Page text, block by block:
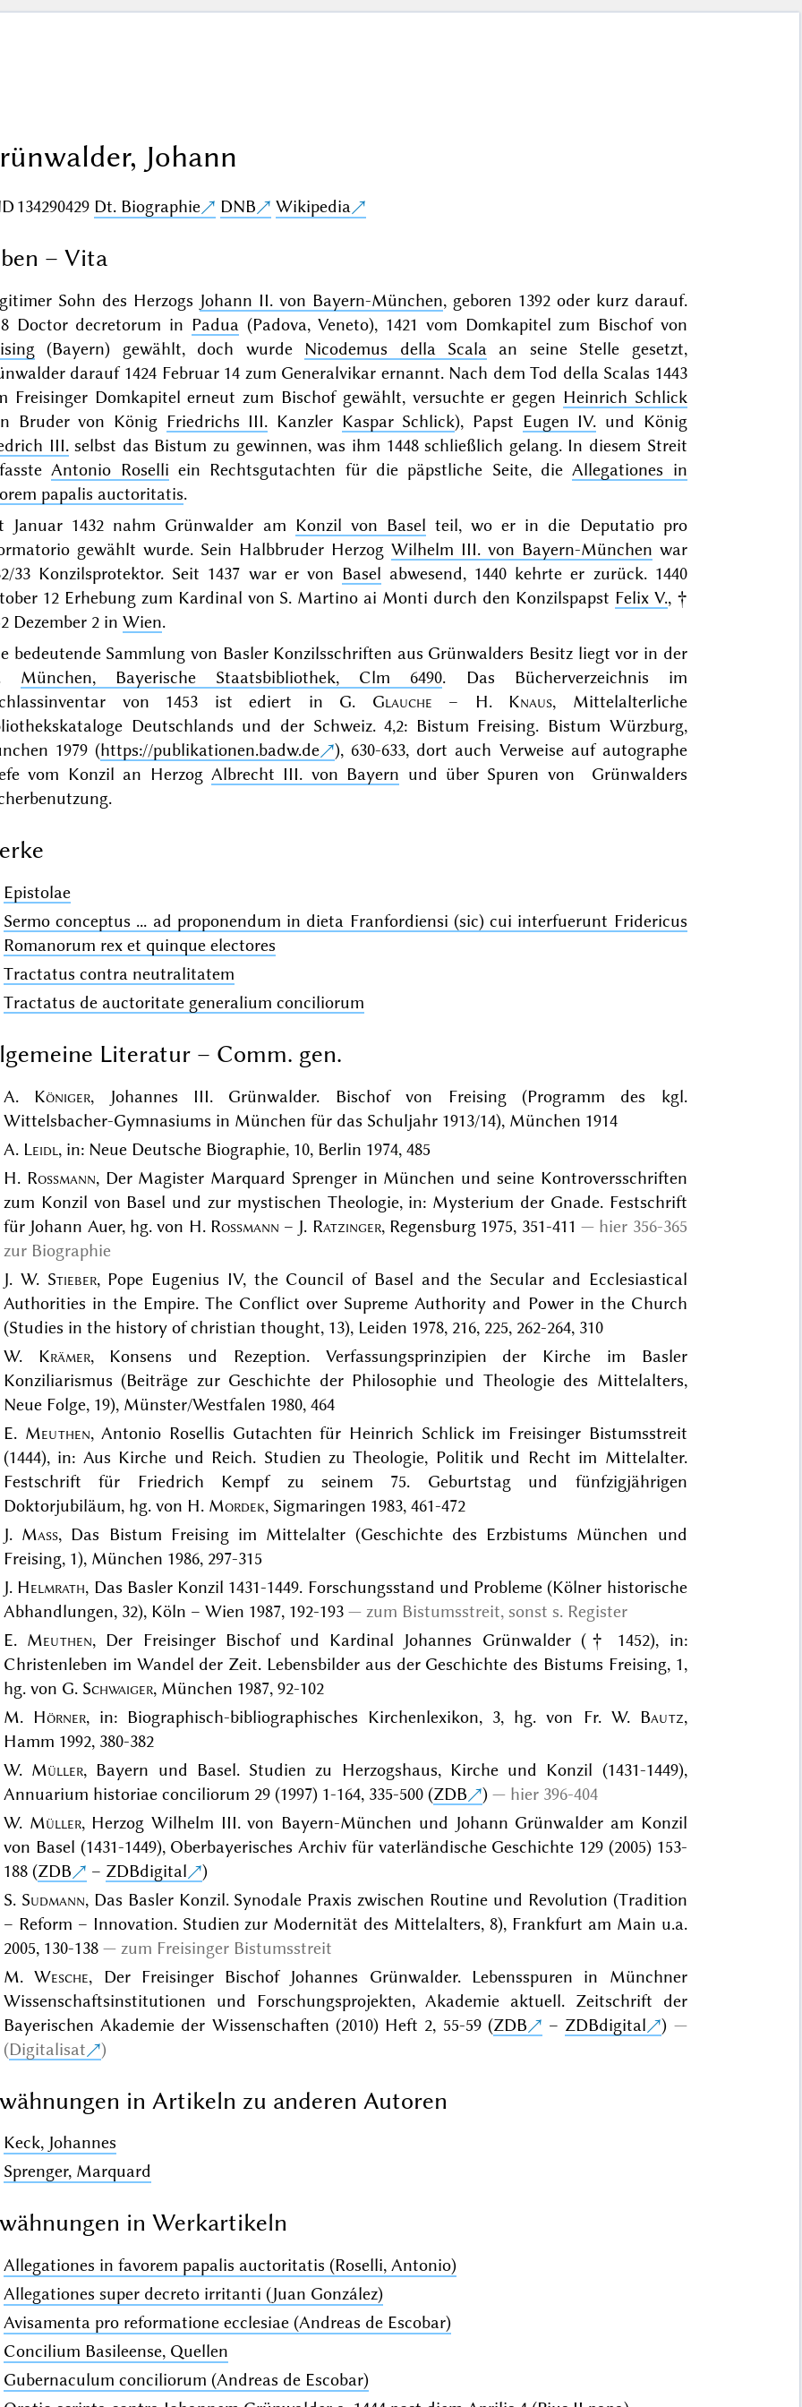
Johann
134290429 Dt. Biographie DNB Wikipedia
– Vita
Sohn des Herzogs Johann II. von Bayern-München, geboren 1392 oder kurz darauf.
Doctor decretorum in Padua(Padova, Veneto), 1421 vom Domkapitel zum Bischof von
(Bayern) gewählt, doch wurde Nicodemus della Scalaan seine Stelle gesetzt,
darauf 1424 Februar 14 zum Generalvikar ernannt. Nach dem Tod della Scalas 1443
Freisinger Domkapitel erneut zum Bischof gewählt, versuchte er gegen Heinrich Schlick
Bruder von König Friedrichs III. Kanzler Kaspar Schlick), Papst Eugen IV. und König
III.selbst das Bistum zu gewinnen, was ihm 1448 schließlich gelang. In diesem Streit
Antonio Roselli ein Rechtsgutachten für die päpstliche Seite, dieAllegationes in
papalis auctoritatis.
Januar 1432 nahm Grünwalder am Konzil von Basel teil, wo er in die Deputatio pro
gewählt wurde. Sein Halbbruder Herzog Wilhelm III. von Bayern-München war
33 Konzilsprotektor. Seit 1437 war er von Basel abwesend, 1440 kehrte er zurück. 1440
12 Erhebung zum Kardinal von S. Martino ai Monti durch den Konzilspapst Felix V., †
Dezember 2 in Wien.
bedeutende Sammlung von Basler Konzilsschriften aus Grünwalders Besitz liegt vor in der
München, Bayerische Staatsbibliothek, Clm 6490. Das Bücherverzeichnis im
von 1453 ist ediert in G. Glauche – H. Knaus, Mittelalterliche
Deutschlands und der Schweiz. 4,2: Bistum Freising. Bistum Würzburg,
1979 (https://publikationen.badw.de ), 630-633, dort auch Verweise auf autographe
vom Konzil an HerzogAlbrecht III. von Bayern und über Spuren von Grünwalders
Epistolae
Sermo conceptus ... ad proponendum in dieta Franfordiensi (sic) cui interfuerunt Fridericus
Romanorum rex et quinque electores
Tractatus contra neutralitatem
Tractatus de auctoritate generalium conciliorum
Literatur – Comm. gen.
A. Königer, Johannes III. Grünwalder. Bischof von Freising (Programm des kgl.
Wittelsbacher-Gymnasiums in München für das Schuljahr 1913/14), München 1914
A. Leidl , in: Neue Deutsche Biographie, 10, Berlin 1974, 485
H. Rossmann, Der Magister Marquard Sprenger in München und seine Kontroversschriften
zum Konzil von Basel und zur mystischen Theologie, in: Mysterium der Gnade. Festschrift
für Johann Auer, hg. von H. Rossmann – J. Ratzinger, Regensburg 1975, 351-411
hier 356-365
zur Biographie
J. W. Stieber, Pope Eugenius IV, the Council of Basel and the Secular and Ecclesiastical
Authorities in the Empire. The Conflict over Supreme Authority and Power in the Church
(Studies in the history of christian thought, 13), Leiden 1978, 216, 225, 262-264, 310
W. Krämer, Konsens und Rezeption. Verfassungsprinzipien der Kirche im Basler
Konziliarismus (Beiträge zur Geschichte der Philosophie und Theologie des Mittelalters,
Neue Folge, 19), Münster/Westfalen 1980, 464
E. Meuthen, Antonio Rosellis Gutachten für Heinrich Schlick im Freisinger Bistumsstreit
(1444), in: Aus Kirche und Reich. Studien zu Theologie, Politik und Recht im Mittelalter.
Festschrift für Friedrich Kempf zu seinem 75. Geburtstag und fünfzigjährigen
Doktorjubiläum, hg. von H. Mordek, Sigmaringen 1983, 461-472
J. Mass, Das Bistum Freising im Mittelalter (Geschichte des Erzbistums München und
Freising, 1), München 1986, 297-315
J. Helmrath, Das Basler Konzil 1431-1449. Forschungsstand und Probleme (Kölner historische
Abhandlungen, 32), Köln – Wien 1987, 192-193
zum Bistumsstreit, sonst s. Register
E. Meuthen, Der Freisinger Bischof und Kardinal Johannes Grünwalder († 1452), in:
Christenleben im Wandel der Zeit. Lebensbilder aus der Geschichte des Bistums Freising, 1,
hg. von G. Schwaiger, München 1987, 92-102
M. Hörner, in: Biographisch-bibliographisches Kirchenlexikon, 3, hg. von Fr. W. Bautz,
Hamm 1992, 380-382
W. Müller, Bayern und Basel. Studien zu Herzogshaus, Kirche und Konzil (1431-1449),
Annuarium historiae conciliorum 29 (1997) 1-164, 335-500 (ZDB )
hier 396-404
W. Müller, Herzog Wilhelm III. von Bayern-München und Johann Grünwalder am Konzil
von Basel (1431-1449), Oberbayerisches Archiv für vaterländische Geschichte 129 (2005) 153-
188 (ZDB – ZDBdigital
)
S. Sudmann, Das Basler Konzil. Synodale Praxis zwischen Routine und Revolution (Tradition
– Reform – Innovation. Studien zur Modernität des Mittelalters, 8), Frankfurt am Main u.a.
2005, 130-138
zum Freisinger Bistumsstreit
M.Wesche, Der Freisinger Bischof Johannes Grünwalder. Lebensspuren in Münchner
Wissenschaftsinstitutionen und Forschungsprojekten, Akademie aktuell. Zeitschrift der
Bayerischen Akademie der Wissenschaften (2010) Heft 2, 55-59 (ZDB – ZDBdigital
)
(Digitalisat )
in Artikeln zu anderen Autoren
Keck, Johannes
Sprenger, Marquard
in Werkartikeln
Allegationes in favorem papalis auctoritatis (Roselli, Antonio)
Allegationes super decreto irritanti (Juan González)
Avisamenta pro reformatione ecclesiae (Andreas de Escobar)
Concilium Basileense, Quellen
Gubernaculum conciliorum (Andreas de Escobar)